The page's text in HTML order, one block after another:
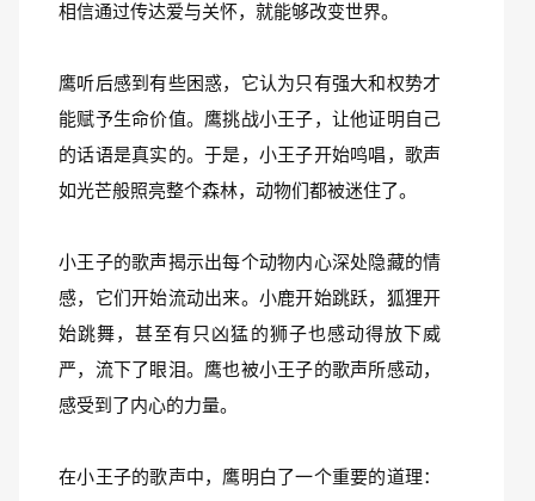
相信通过传达爱与关怀，就能够改变世界。
鹰听后感到有些困惑，它认为只有强大和权势才
能赋予生命价值。鹰挑战小王子，让他证明自己
的话语是真实的。于是，小王子开始鸣唱，歌声
如光芒般照亮整个森林，动物们都被迷住了。
小王子的歌声揭示出每个动物内心深处隐藏的情
感，它们开始流动出来。小鹿开始跳跃，狐狸开
始跳舞，甚至有只凶猛的狮子也感动得放下威
严，流下了眼泪。鹰也被小王子的歌声所感动，
感受到了内心的力量。
在小王子的歌声中，鹰明白了一个重要的道理：